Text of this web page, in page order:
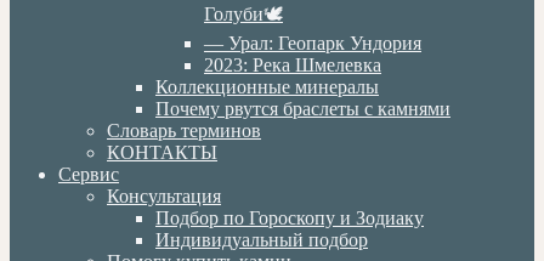
Голуби🕊
— Урал: Геопарк Ундория
2023: Река Шмелевка
Коллекционные минералы
Почему рвутся браслеты с камнями
Словарь терминов
КОНТАКТЫ
Сервис
Консультация
Подбор по Гороскопу и Зодиаку
Индивидуальный подбор